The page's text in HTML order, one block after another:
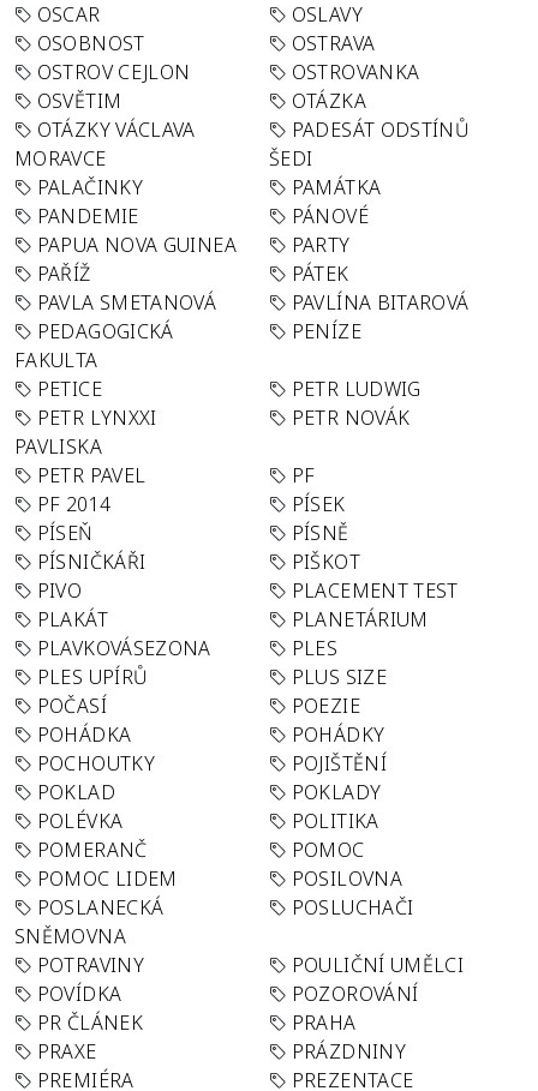
OSCAR
OSLAVY
OSOBNOST
OSTRAVA
OSTROV CEJLON
OSTROVANKA
OSVĚTIM
OTÁZKA
OTÁZKY VÁCLAVA
MORAVCE
PADESÁT ODSTÍNŮ
ŠEDI
PALAČINKY
PAMÁTKA
PANDEMIE
PÁNOVÉ
PAPUA NOVA GUINEA
PARTY
PAŘÍŽ
PÁTEK
PAVLA SMETANOVÁ
PAVLÍNA BITAROVÁ
PEDAGOGICKÁ
FAKULTA
PENÍZE
PETICE
PETR LUDWIG
PETR LYNXXI
PAVLISKA
PETR NOVÁK
PETR PAVEL
PF
PF 2014
PÍSEK
PÍSEŇ
PÍSNĚ
PÍSNIČKÁŘI
PIŠKOT
PIVO
PLACEMENT TEST
PLAKÁT
PLANETÁRIUM
PLAVKOVÁSEZONA
PLES
PLES UPÍRŮ
PLUS SIZE
POČASÍ
POEZIE
POHÁDKA
POHÁDKY
POCHOUTKY
POJIŠTĚNÍ
POKLAD
POKLADY
POLÉVKA
POLITIKA
POMERANČ
POMOC
POMOC LIDEM
POSILOVNA
POSLANECKÁ
SNĚMOVNA
POSLUCHAČI
POTRAVINY
POULIČNÍ UMĚLCI
POVÍDKA
POZOROVÁNÍ
PR ČLÁNEK
PRAHA
PRAXE
PRÁZDNINY
PREMIÉRA
PREZENTACE